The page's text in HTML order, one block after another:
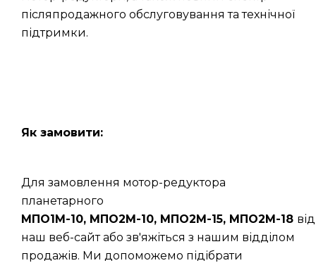
післяпродажного обслуговування та технічної
підтримки.
Як замовити:
Для замовлення мотор-редуктора
планетарного
МПО1М-10, МПО2М-10, МПО2М-15, МПО2М-18
наш веб-сайт або зв'яжіться з нашим відділом
продажів. Ми допоможемо підібрати